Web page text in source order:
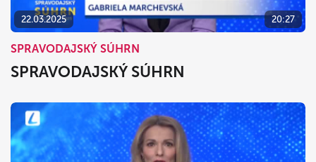
22.03.2025 20:27
SPRAVODAJSKÝ SÚHRN
SPRAVODAJSKÝ SÚHRN